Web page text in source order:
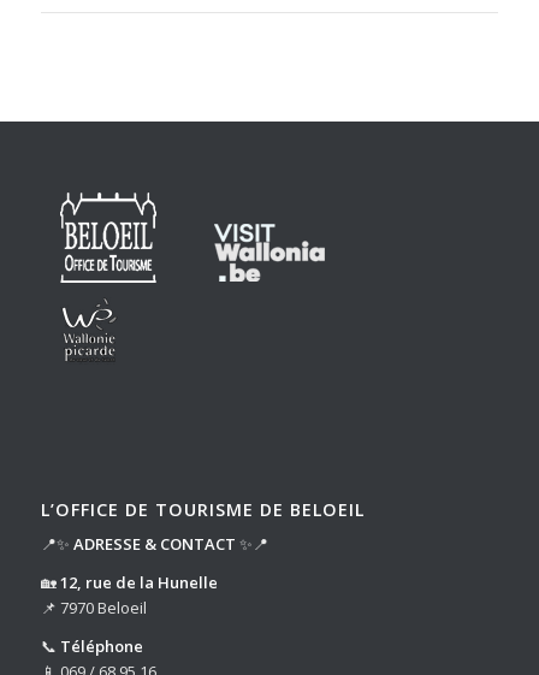
L’OFFICE DE TOURISME DE BELOEIL
📍✨ ADRESSE & CONTACT ✨📍
🏡12, rue de la Hunelle
📌 7970 Beloeil
📞 Téléphone